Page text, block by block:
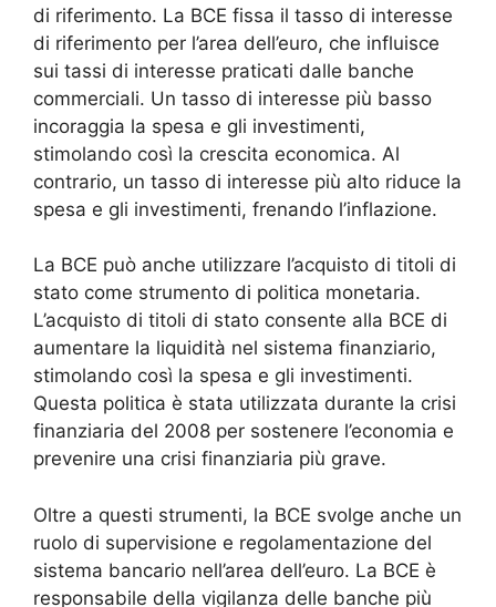
di riferimento. La BCE fissa il tasso di interesse
di riferimento per l’area dell’euro, che influisce
sui tassi di interesse praticati dalle banche
commerciali. Un tasso di interesse più basso
incoraggia la spesa e gli investimenti,
stimolando così la crescita economica. Al
contrario, un tasso di interesse più alto riduce la
spesa e gli investimenti, frenando l’inflazione.
La BCE può anche utilizzare l’acquisto di titoli di
stato come strumento di politica monetaria.
L’acquisto di titoli di stato consente alla BCE di
aumentare la liquidità nel sistema finanziario,
stimolando così la spesa e gli investimenti.
Questa politica è stata utilizzata durante la crisi
finanziaria del 2008 per sostenere l’economia e
prevenire una crisi finanziaria più grave.
Oltre a questi strumenti, la BCE svolge anche un
ruolo di supervisione e regolamentazione del
sistema bancario nell’area dell’euro. La BCE è
responsabile della vigilanza delle banche più